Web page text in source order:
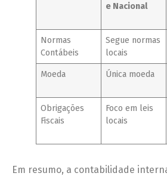
e Nacional
Normas
Contábeis
Segue normas
locais
Moeda Única moeda
Obrigações
Fiscais
Foco em leis
locais
Em resumo, a contabilidade